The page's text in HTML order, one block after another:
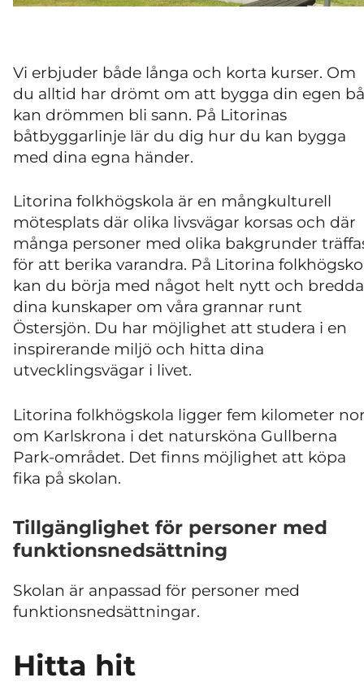
Vi erbjuder både långa och korta kurser. Om
du alltid har drömt om att bygga din egen
kan drömmen bli sann. På Litorinas
båtbyggarlinje lär du dig hur du kan bygga
med dina egna händer.
Litorina folkhögskola är en mångkulturell
mötesplats där olika livsvägar korsas och där
många personer med olika bakgrunder
för att berika varandra. På Litorina
kan du börja med något helt nytt och bredda
dina kunskaper om våra grannar runt
Östersjön. Du har möjlighet att studera i en
inspirerande miljö och hitta dina
utvecklingsvägar i livet.
Litorina folkhögskola ligger fem kilometer
om Karlskrona i det natursköna Gullberna
Park-området. Det finns möjlighet att köpa
fika på skolan.
Tillgänglighet för personer med
funktionsnedsättning
Skolan är anpassad för personer med
funktionsnedsättningar.
Hitta hit